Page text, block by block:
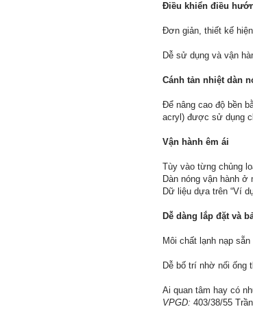
Điều khiển điều
Đơn giản, thiết kế
Dễ sử dụng và vận
Cánh tản nhiệt dàn
Để nâng cao độ bền
acryl) được sử dụng
Vận hành êm ái
Tùy vào từng chủng
Dàn nóng vận hành
Dữ liệu dựa trên “Ví
Dễ dàng lắp đặt và
Môi chất lạnh nạp
Dễ bố trí nhờ nối ống
Ai quan tâm hay có
VPGD: 403/38/55